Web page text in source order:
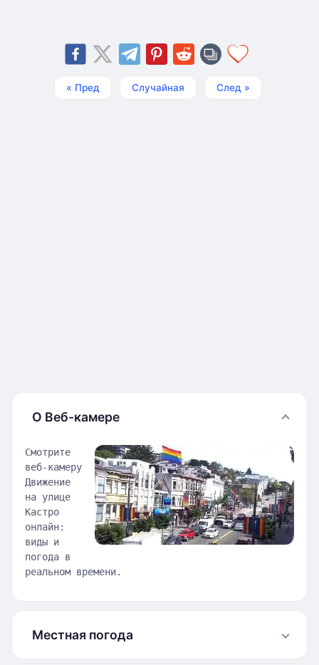
« Пред Случайная След »
О Веб-камере
Смотрите
веб-камеру
Движение
на улице
Кастро
онлайн:
виды и
погода в
реальном времени.
Местная погода